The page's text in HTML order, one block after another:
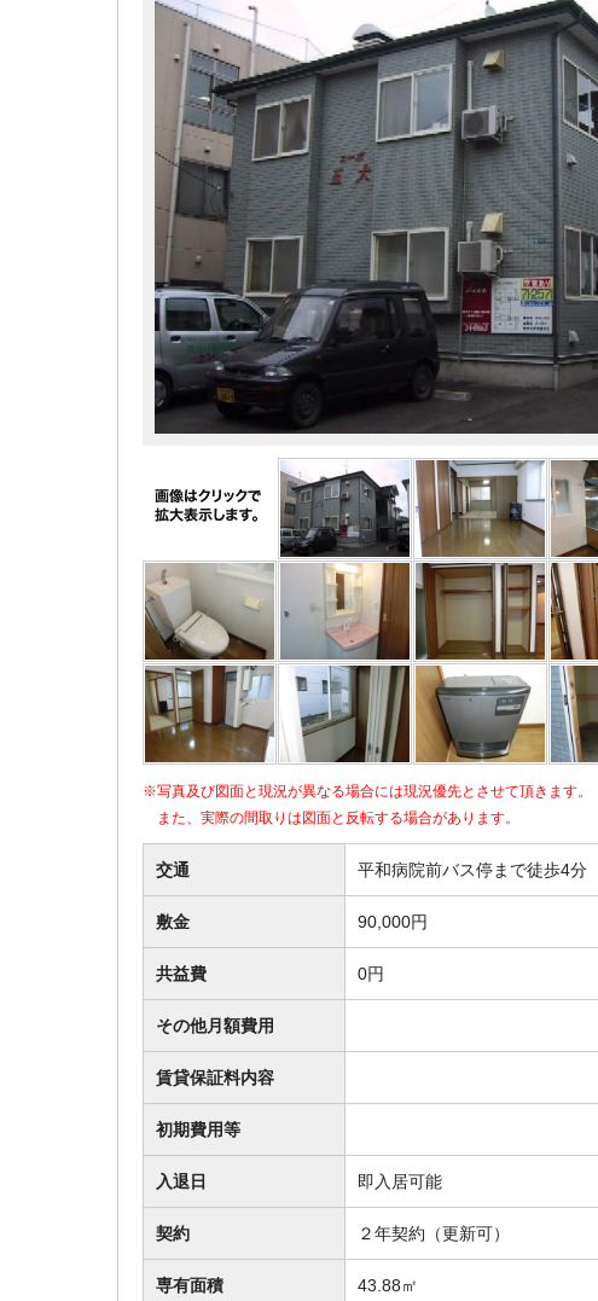
※写真及び図面と現況が異なる場合には現況優先とさせて頂きます。
また、実際の間取りは図面と反転する場合があります。
交通 平和病院前バス停まで徒歩4分
敷金 90,000円
共益費 0円
その他月額費用
賃貸保証料内容
初期費用等
入退日 即入居可能
契約 ２年契約（更新可）
専有面積 43.88㎡